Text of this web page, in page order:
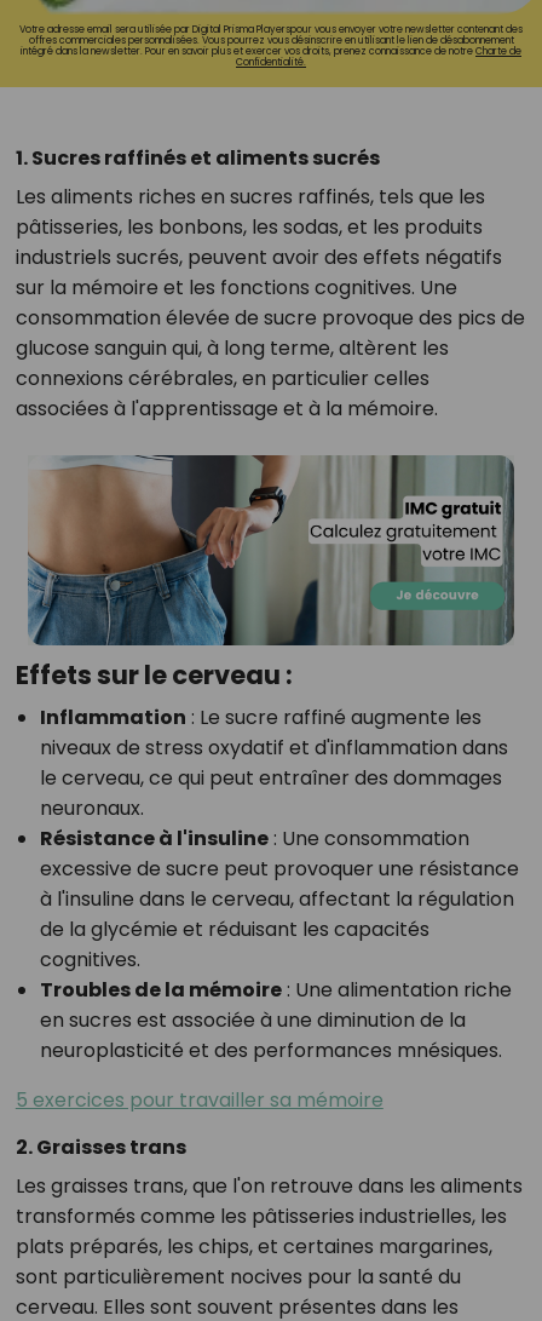
Votre adresse email sera utilisée par Digital Prisma Playerspour vous envoyer votre newsletter contenant des
offres commerciales personnalisées. Vous pourrez vous désinscrire en utilisant le lien de désabonnement
intégré dans la newsletter. Pour en savoir plus et exercer vos droits, prenez connaissance de notreCharte de
Confidentialité.
1. Sucres raffinés et aliments sucrés
Les aliments riches en sucres raffinés, tels que les
pâtisseries, les bonbons, les sodas, et les produits
industriels sucrés, peuvent avoir des effets négatifs
sur la mémoire et les fonctions cognitives. Une
consommation élevée de sucre provoque des pics de
glucose sanguin qui, à long terme, altèrent les
connexions cérébrales, en particulier celles
associées à l'apprentissage et à la mémoire.
Effets sur le cerveau :
Inflammation : Le sucre raffiné augmente les
niveaux de stress oxydatif et d'inflammation dans
le cerveau, ce qui peut entraîner des dommages
neuronaux.
Résistance à l'insuline: Une consommation
excessive de sucre peut provoquer une résistance
à l'insuline dans le cerveau, affectant la régulation
de la glycémie et réduisant les capacités
cognitives.
Troubles de la mémoire: Une alimentation riche
en sucres est associée à une diminution de la
neuroplasticité et des performances mnésiques.
5 exercices pour travailler sa mémoire
2. Graisses trans
Les graisses trans, que l'on retrouve dans les aliments
transformés comme les pâtisseries industrielles, les
plats préparés, les chips, et certaines margarines,
sont particulièrement nocives pour la santé du
cerveau. Elles sont souvent présentes dans les